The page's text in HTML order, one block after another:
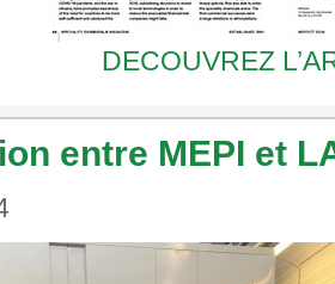
DECOUVREZ
entre MEPI et